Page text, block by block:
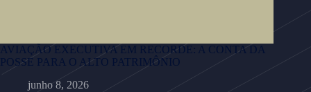
AVIAÇÃO EXECUTIVA EM RECORDE: A CONTA DA
POSSE PARA O ALTO PATRIMÔNIO
junho 8, 2026